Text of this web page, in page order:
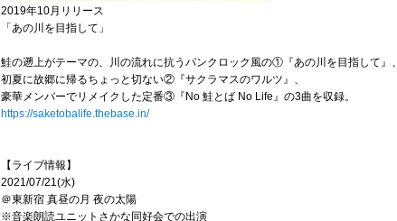
2019年10月リリース
「あの川を目指して」
鮭の遡上がテーマの、川の流れに抗うパンクロック風の①『あの川を目指して』、
初夏に故郷に帰るちょっと切ない②『サクラマスのワルツ』、
豪華メンバーでリメイクした定番③『No 鮭とば No Life』の3曲を収録。
https://saketobalife.thebase.in/
【ライブ情報】
2021/07/21(水)
＠東新宿 真昼の月 夜の太陽
※音楽朗読ユニットさかな同好会での出演